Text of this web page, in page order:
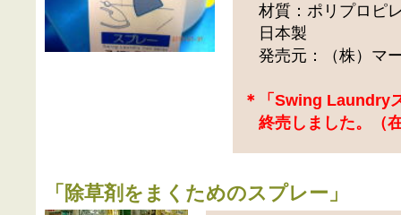
材質：ポリプロピ
日本製
発売元：（株）マ
＊「Swing Laundry
終売しました。（
「 除草剤をまくためのスプレー 」